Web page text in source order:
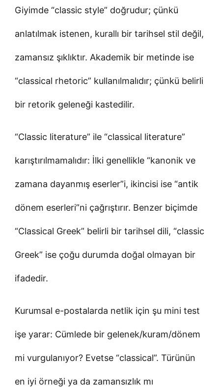
Giyimde “classic style” doğrudur; çünkü
anlatılmak istenen, kurallı bir tarihsel stil değil,
zamansız şıklıktır. Akademik bir metinde ise
“classical rhetoric” kullanılmalıdır; çünkü belirli
bir retorik geleneği kastedilir.
“Classic literature” ile “classical literature”
karıştırılmamalıdır: İlki genellikle “kanonik ve
zamana dayanmış eserler”i, ikincisi ise “antik
dönem eserleri”ni çağrıştırır. Benzer biçimde
“Classical Greek” belirli bir tarihsel dili, “classic
Greek” ise çoğu durumda doğal olmayan bir
ifadedir.
Kurumsal e-postalarda netlik için şu mini test
işe yarar: Cümlede bir gelenek/kuram/dönem
mi vurgulanıyor? Evetse “classical”. Türünün
en iyi örneği ya da zamansızlık mı